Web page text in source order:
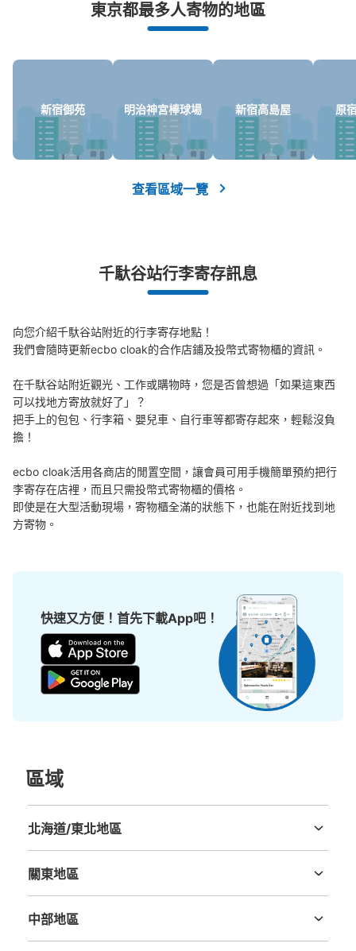
可保管的行李數
大的 :10 ¥500
付款方式
現金, ICカード
查看此投幣式儲物櫃的位置
国立競技場駅B1A2出口前
从国立競技場駅站步行0分钟。
01:00
可保管的行李數
0中等的
新宿御苑 千駄ヶ谷門 コインロッカー
从JR千駄ヶ谷駅站步行5分钟。
本日營業時間:09:00〜
大的:4/ ¥500
發生行李破損、被偷等狀況時安心有保障
東京都最多人寄物的地區
新宿御苑 明治神宮棒球場 新宿高島屋 原
查看區域一覽
千馱谷站行李寄存訊息
向您介紹千馱谷站附近的行李寄存地點！
我們會隨時更新ecbo cloak的合作店鋪及投幣式寄物櫃的資訊。
在千馱谷站附近觀光、工作或購物時，您是否曾想過「如果這東西
可以找地方寄放就好了」？
把手上的包包、行李箱、嬰兒車、自行車等都寄存起來，輕鬆沒負
擔！
ecbo cloak活用各商店的閒置空間，讓會員可用手機簡單預約把行
李寄存在店裡，而且只需投幣式寄物櫃的價格。
即使是在大型活動現場，寄物櫃全滿的狀態下，也能在附近找到地
方寄物。
快速又方便！首先下載App吧！
區域
北海道/東北地區
關東地區
中部地區